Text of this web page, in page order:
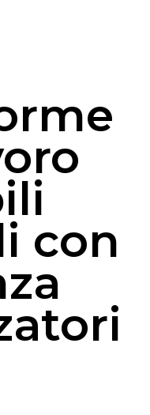
con